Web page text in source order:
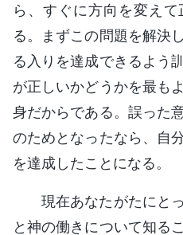
ら、すぐに方向を変え
る。まずこの問題を解決
る入りを達成できるよう
が正しいかどうかを最も
身だからである。誤った
のためとなったなら、自
を達成したことになる。
現在あなたがたにと
と神の働きについて知る